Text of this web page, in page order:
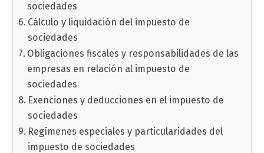
sociedades
Cálculo y liquidación del impuesto de
sociedades
Obligaciones fiscales y responsabilidades de las
empresas en relación al impuesto de
sociedades
Exenciones y deducciones en el impuesto de
sociedades
Regímenes especiales y particularidades del
impuesto de sociedades